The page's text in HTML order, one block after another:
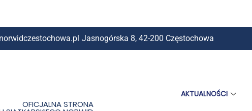
Jasnogórska 8, 42-200 Częstochowa
OFICJALNA STRONA
AKTUALNOŚCI